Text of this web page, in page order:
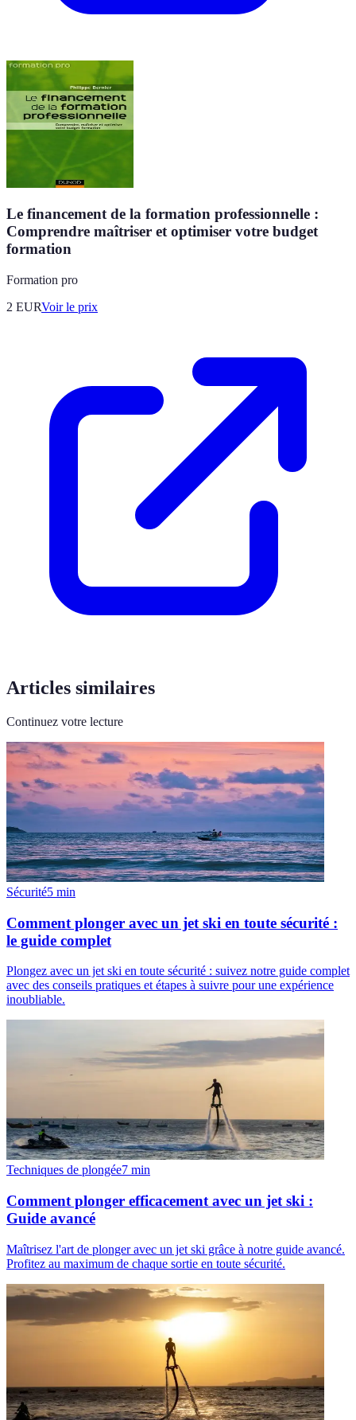
Le financement de la formation professionnelle :
Comprendre maîtriser et optimiser votre budget
formation
Formation pro
2 EURVoir le prix
Articles similaires
Continuez votre lecture
Sécurité5 min
Comment plonger avec un jet ski en toute sécurité :
le guide complet
Plongez avec un jet ski en toute sécurité : suivez notre guide complet
avec des conseils pratiques et étapes à suivre pour une expérience
inoubliable.
Techniques de plongée7 min
Comment plonger efficacement avec un jet ski :
Guide avancé
Maîtrisez l'art de plonger avec un jet ski grâce à notre guide avancé.
Profitez au maximum de chaque sortie en toute sécurité.